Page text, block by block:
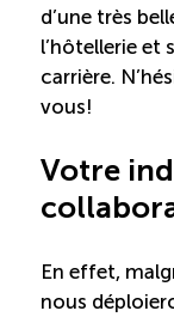
d’une très
l’hôtellerie et
carrière.
vous!
Votre
En effet,
nous